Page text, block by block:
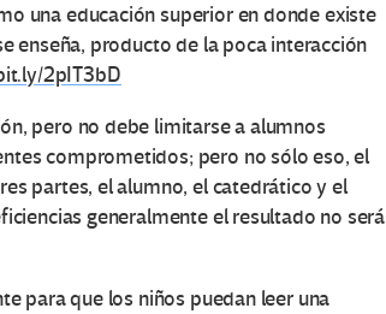
una educación superior en donde existe
enseña, producto de la poca interacción
2pIT3bD
pero no debe limitarse a alumnos
comprometidos; pero no sólo eso, el
partes, el alumno, el catedrático y el
generalmente el resultado no será
para que los niños puedan leer una